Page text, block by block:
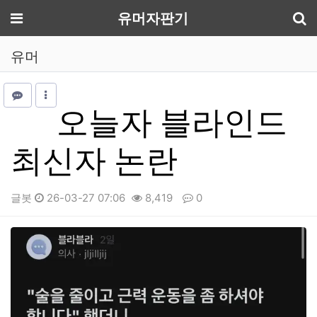
메뉴 유머자판기
유머
오늘자 블라인드
최신자 논란
글봇 26-03-27 07:06 8,419 0
본문